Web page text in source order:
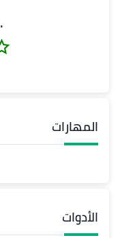
.mohamed a
المهارات
الأدوات